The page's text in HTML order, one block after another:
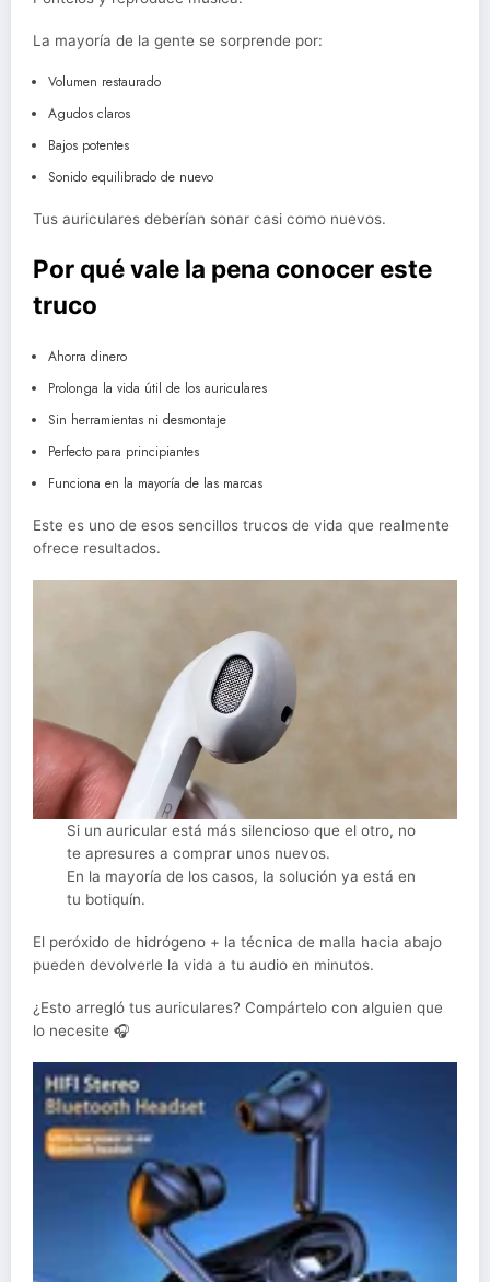
La mayoría de la gente se sorprende por:
Volumen restaurado
Agudos claros
Bajos potentes
Sonido equilibrado de nuevo
Tus auriculares deberían sonar casi como nuevos.
Por qué vale la pena conocer este
truco
Ahorra dinero
Prolonga la vida útil de los auriculares
Sin herramientas ni desmontaje
Perfecto para principiantes
Funciona en la mayoría de las marcas
Este es uno de esos sencillos trucos de vida que realmente
ofrece resultados.
Si un auricular está más silencioso que el otro, no
te apresures a comprar unos nuevos.
En la mayoría de los casos, la solución ya está en
tu botiquín.
El peróxido de hidrógeno + la técnica de malla hacia abajo
pueden devolverle la vida a tu audio en minutos.
¿Esto arregló tus auriculares? Compártelo con alguien que
lo necesite 🎧